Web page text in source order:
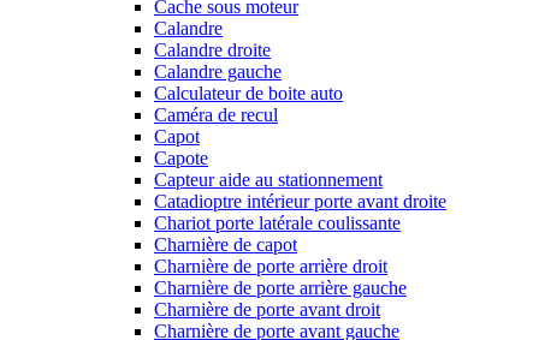
Cache sous moteur
Calandre
Calandre droite
Calandre gauche
Calculateur de boite auto
Caméra de recul
Capot
Capote
Capteur aide au stationnement
Catadioptre intérieur porte avant droite
Chariot porte latérale coulissante
Charnière de capot
Charnière de porte arrière droit
Charnière de porte arrière gauche
Charnière de porte avant droit
Charnière de porte avant gauche